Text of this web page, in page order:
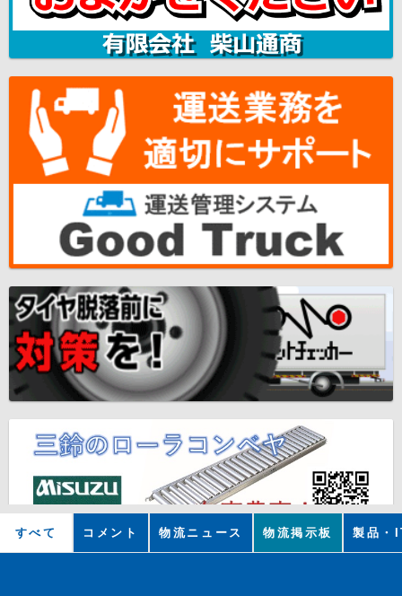
すべて コメント 物流ニュース 物流掲示板 製品・